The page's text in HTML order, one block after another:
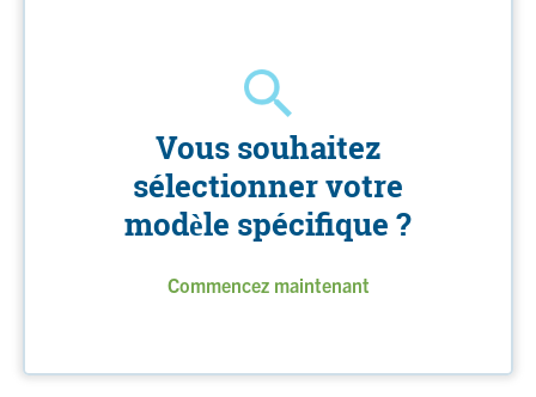
Vous souhaitez
sélectionner votre
modèle spécifique ?
Commencez maintenant